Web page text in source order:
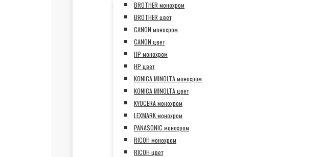
BROTHER монохром
BROTHER цвет
CANON монохром
CANON цвет
HP монохром
HP цвет
KONICA MINOLTA монохром
KONICA MINOLTA цвет
KYOCERA монохром
LEXMARK монохром
PANASONIC монохром
RICOH монохром
RICOH цвет